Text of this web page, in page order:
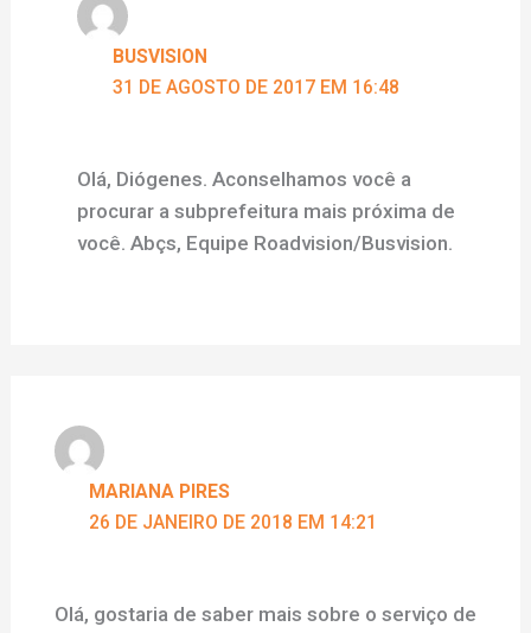
BUSVISION
31 DE AGOSTO DE 2017 EM 16:48
Olá, Diógenes. Aconselhamos você a
procurar a subprefeitura mais próxima de
você. Abçs, Equipe Roadvision/Busvision.
MARIANA PIRES
26 DE JANEIRO DE 2018 EM 14:21
Olá, gostaria de saber mais sobre o serviço de